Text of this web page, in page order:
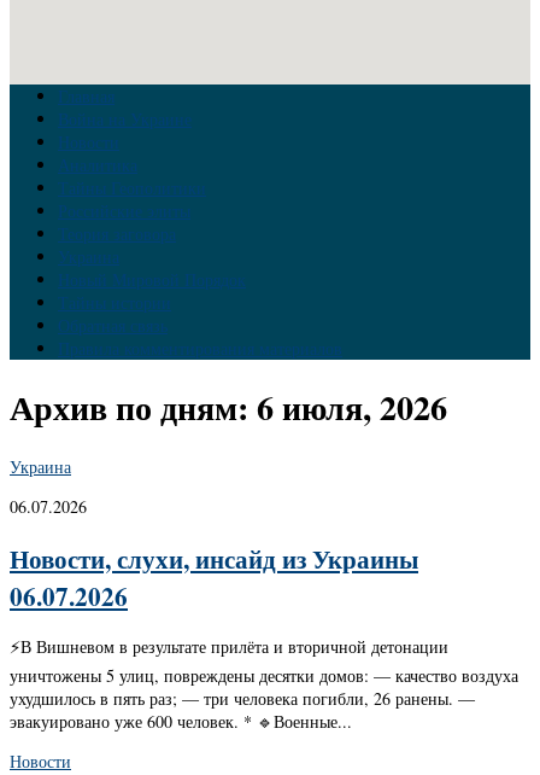
Главная
Война на Украине
Новости
Аналитика
Тайны Геополитики
Российские элиты
Теория заговора
Украина
Новый Мировой Порядок
Тайны истории
Обратная связь
Правила комментирования материалов
Архив по дням: 6 июля, 2026
Украина
06.07.2026
Новости, слухи, инсайд из Украины
06.07.2026
⚡️В Вишневом в результате прилёта и вторичной детонации
уничтожены 5 улиц, повреждены десятки домов: — качество воздуха
ухудшилось в пять раз; — три человека погибли, 26 ранены. —
эвакуировано уже 600 человек. * 🔹Военные...
Новости